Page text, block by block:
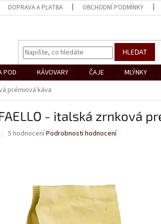
DOPRAVA A PLATBA OBCHODNÍ PODMÍNKY
HLEDAT
POD KÁVOVARY ČAJE MLÝNKY
prémiová káva
- italská zrnková
Průměrné
hvězdiček.
5 hodnoceníPodrobnosti hodnocení